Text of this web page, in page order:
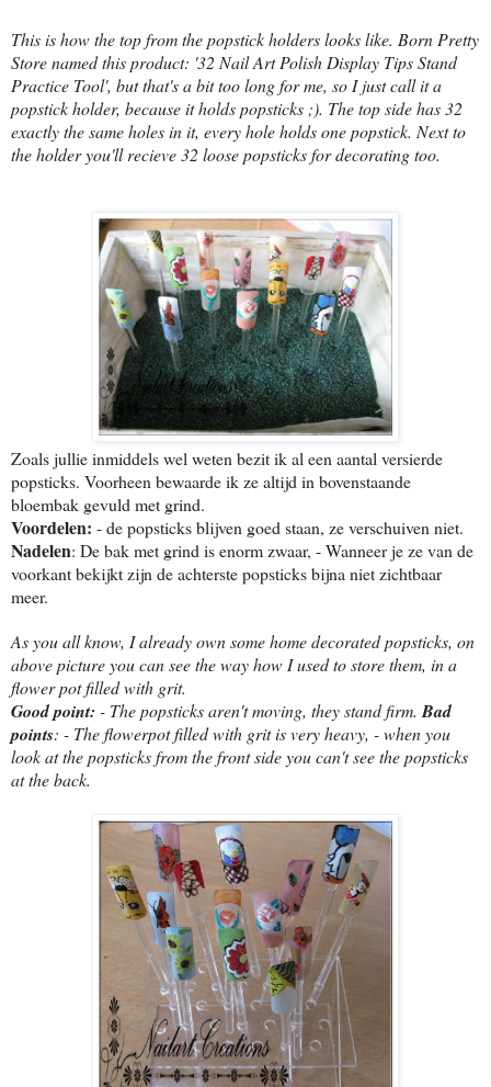
This is how the top from the popstick holders looks like. Born Pretty
Store named this product: '32 Nail Art Polish Display Tips Stand
Practice Tool', but that's a bit too long for me, so I just call it a
popstick holder, because it holds popsticks ;). The top side has 32
exactly the same holes in it, every hole holds one popstick. Next to
the holder you'll recieve 32 loose popsticks for decorating too.
Zoals jullie inmiddels wel weten bezit ik al een aantal versierde
popsticks. Voorheen bewaarde ik ze altijd in bovenstaande
bloembak gevuld met grind.
Voordelen: - de popsticks blijven goed staan, ze verschuiven niet.
Nadelen: De bak met grind is enorm zwaar, - Wanneer je ze van de
voorkant bekijkt zijn de achterste popsticks bijna niet zichtbaar
meer.
As you all know, I already own some home decorated popsticks, on
above picture you can see the way how I used to store them, in a
flower pot filled with grit.
Good point: - The popsticks aren't moving, they stand firm. Bad
points: - The flowerpot filled with grit is very heavy, - when you
look at the popsticks from the front side you can't see the popsticks
at the back.